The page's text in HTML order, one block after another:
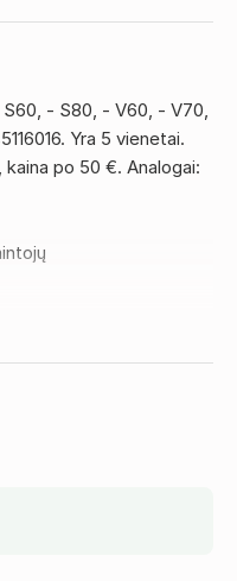
- S80, - V60, - V70,
Yra 5 vienetai.
po 50 €. Analogai: